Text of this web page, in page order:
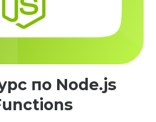
ли вам
– Как
себя?